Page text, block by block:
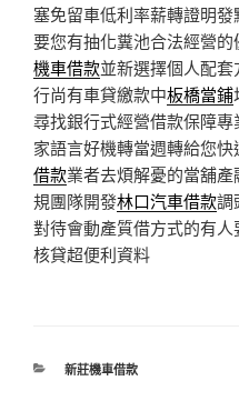
塞免留車低利率薪轉證明
要您有抽化糞池合法經營
機車借款並新選擇個人配
行尚有車貸繳款中板橋當鋪
尋找銀行式經營借款保障專
家語言好機轉當週轉給您
借款業者去煩解憂的當舖
規團隊開發林口汽車借款調
對待會動產質借方式的有人
核貸超便利資料
分
新莊機車借款